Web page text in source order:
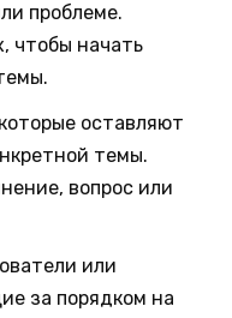
проблеме.
чтобы начать
оставляют
темы.
вопрос или
или
за порядком на